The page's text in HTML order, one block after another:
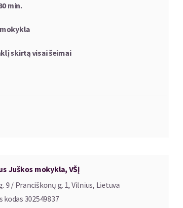
min.
skirtą visai šeimai
Juškos mokykla, VŠĮ
9 / Pranciškonų g. 1, Vilnius, Lietuva
kodas302549837